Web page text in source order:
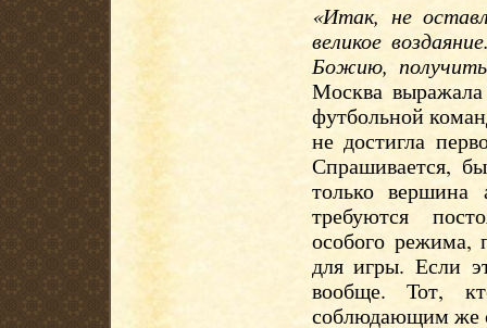
«Итак, не
великое
Божию,
Москва
футбольной
не достигла
Спрашивается,
только вершина
требуются
особого режима,
для игры. Если
вообще. Тот,
соблюдающим же